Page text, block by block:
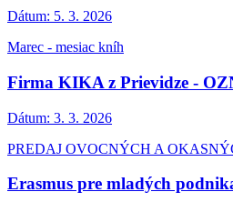
Dátum: 5. 3. 2026
Marec - mesiac kníh
Firma KIKA z Prievidze -
Dátum: 3. 3. 2026
PREDAJ OVOCNÝCH A
Erasmus pre mladých